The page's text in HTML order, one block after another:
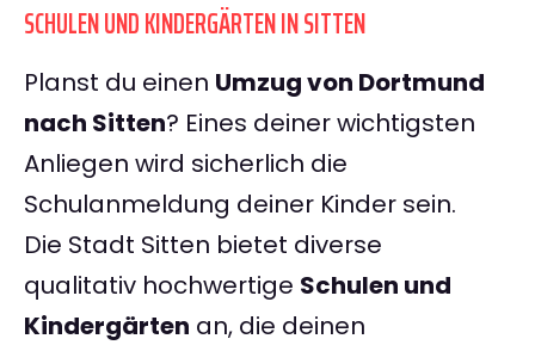
SCHULEN UND KINDERGÄRTEN IN SITTEN
Planst du einen Umzug von Dortmund
nach Sitten? Eines deiner wichtigsten
Anliegen wird sicherlich die
Schulanmeldung deiner Kinder sein.
Die Stadt Sitten bietet diverse
qualitativ hochwertige Schulen und
Kindergärten an, die deinen